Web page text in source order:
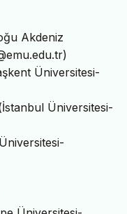
Akdeniz
Üniversitesi-
Üniversitesi-